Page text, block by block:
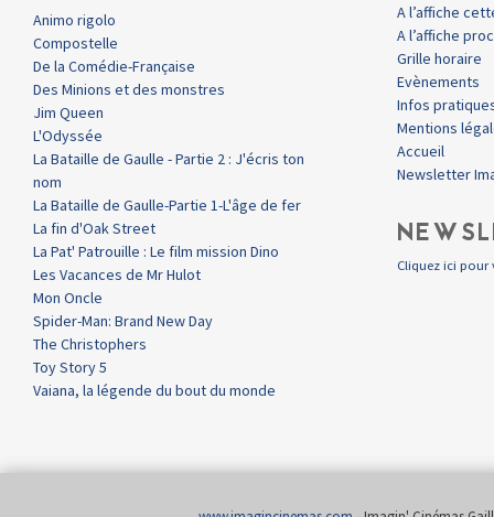
Animo rigolo
Compostelle
De la Comédie-Française
Des Minions et des monstres
Jim Queen
L'Odyssée
La Bataille de Gaulle - Partie 2 : J'écris ton
nom
La Bataille de Gaulle-Partie 1-L'âge de fer
La fin d'Oak Street
La Pat' Patrouille : Le film mission Dino
Les Vacances de Mr Hulot
Mon Oncle
Spider-Man: Brand New Day
The Christophers
Toy Story 5
Vaiana, la légende du bout du monde
A l’affiche
A l’affiche
Grille horaire
Evènements
Infos
Mentions
Accueil
Newsletter
Cliquez ici pour